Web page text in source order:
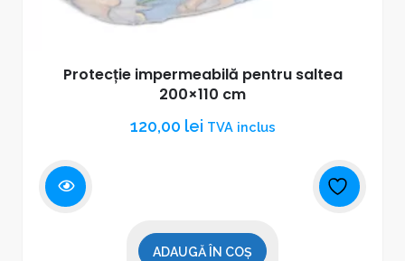
Protecție impermeabilă pentru saltea
200×110 cm
120,00 lei TVA inclus
ADAUGĂ ÎN COȘ